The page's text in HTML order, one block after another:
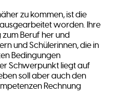
zu kommen, ist die
worden. Ihre
zum Beruf her und
und Schülerinnen, die in
Bedingungen
Schwerpunkt liegt auf
soll aber auch den
Rechnung